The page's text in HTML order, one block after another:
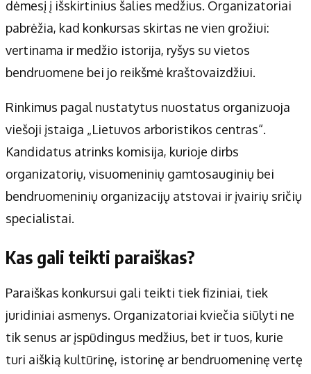
Apie mus
Autoriai
Kontaktai
Privatumo politika
Receptai
dėmesį į išskirtinius šalies medžius. Organizatoriai
pabrėžia, kad konkursas skirtas ne vien grožiui:
vertinama ir medžio istorija, ryšys su vietos
bendruomene bei jo reikšmė kraštovaizdžiui.
Rinkimus pagal nustatytus nuostatus organizuoja
viešoji įstaiga „Lietuvos arboristikos centras“.
Kandidatus atrinks komisija, kurioje dirbs
organizatorių, visuomeninių gamtosauginių bei
bendruomeninių organizacijų atstovai ir įvairių sričių
specialistai.
Kas gali teikti paraiškas?
Paraiškas konkursui gali teikti tiek fiziniai, tiek
juridiniai asmenys. Organizatoriai kviečia siūlyti ne
tik senus ar įspūdingus medžius, bet ir tuos, kurie
turi aiškią kultūrinę, istorinę ar bendruomeninę vertę